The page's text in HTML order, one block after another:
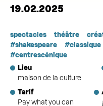
19.02.2025
spectacles théâtre
shakespeare
classique
centrescénique
Lieu
maison de la culture
Tarif
Pay what you can